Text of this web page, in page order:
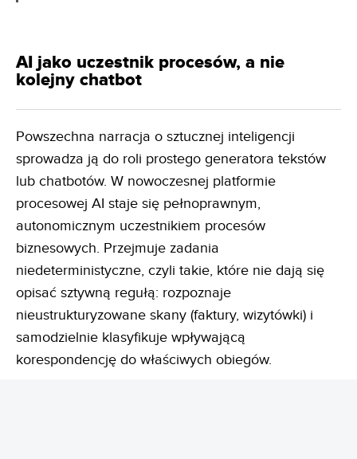
AI jako uczestnik procesów, a nie
kolejny chatbot
Powszechna narracja o sztucznej inteligencji
sprowadza ją do roli prostego generatora tekstów
lub chatbotów. W nowoczesnej platformie
procesowej AI staje się pełnoprawnym,
autonomicznym uczestnikiem procesów
biznesowych. Przejmuje zadania
niedeterministyczne, czyli takie, które nie dają się
opisać sztywną regułą: rozpoznaje
nieustrukturyzowane skany (faktury, wizytówki) i
samodzielnie klasyfikuje wpływającą
korespondencję do właściwych obiegów.